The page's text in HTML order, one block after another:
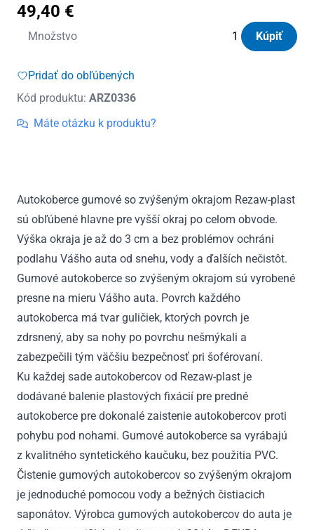
49,40 €
Množstvo
množstvo
gumové
zvýšeným
okrajom
2010
-
2022
Kúpiť
Pridať do obľúbených
Kód produktu: ARZ0336
Máte otázku k produktu?
Autokoberce gumové so zvýšeným okrajom Rezaw-plast
sú obľúbené hlavne pre vyšší okraj po celom obvode.
Výška okraja je až do 3 cm a bez problémov ochráni
podlahu Vášho auta od snehu, vody a ďalších nečistôt.
Gumové autokoberce so zvýšeným okrajom sú vyrobené
presne na mieru Vášho auta. Povrch každého
autokoberca má tvar guličiek, ktorých povrch je
zdrsnený, aby sa nohy po povrchu nešmýkali a
zabezpečili tým väčšiu bezpečnosť pri šoférovaní.
Ku každej sade autokobercov od Rezaw-plast je
dodávané balenie plastových fixácií pre predné
autokoberce pre dokonalé zaistenie autokobercov proti
pohybu pod nohami. Gumové autokoberce sa vyrábajú
z kvalitného syntetického kaučuku, bez použitia PVC.
Čistenie gumových autokobercov so zvýšeným okrajom
je jednoduché pomocou vody a bežných čistiacich
saponátov. Výrobca gumových autokobercov do auta je